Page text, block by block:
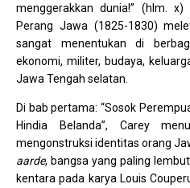
menggerakkan dunia!” (hlm.
Perang Jawa (1825-1830)
sangat menentukan di
ekonomi, militer, budaya,
Jawa Tengah selatan.
Di bab pertama: “Sosok
Hindia Belanda”, Carey
mengonstruksi identitas orang
aarde, bangsa yang paling
kentara pada karya Louis